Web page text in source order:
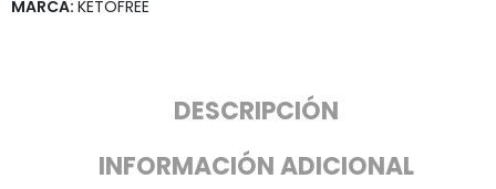
MARCA: KETOFREE
DESCRIPCIÓN
INFORMACIÓN ADICIONAL